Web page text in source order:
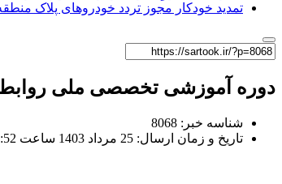
تمدید خودکار مجوز تردد خودروهای پلاک منطقه تا
دوره آموزشی تخصصی ملی روابط
شناسه خبر: 8068
تاریخ و زمان ارسال: 25 مرداد 1403 ساعت 22:52